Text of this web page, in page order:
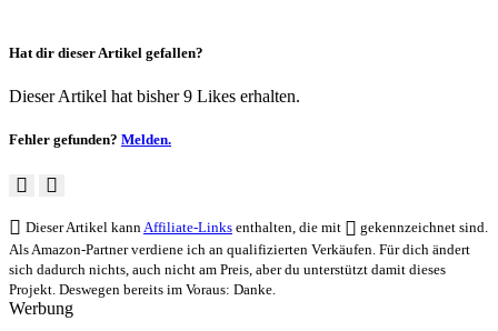
Hat dir dieser Artikel gefallen?
Dieser Artikel hat bisher 9 Likes erhalten.
Fehler gefunden? Melden.
Dieser Artikel kann Affiliate-Links enthalten, die mit
gekennzeichnet sind.
Als Amazon-Partner verdiene ich an qualifizierten Verkäufen. Für dich ändert
sich dadurch nichts, auch nicht am Preis, aber du unterstützt damit dieses
Projekt. Deswegen bereits im Voraus: Danke.
Werbung